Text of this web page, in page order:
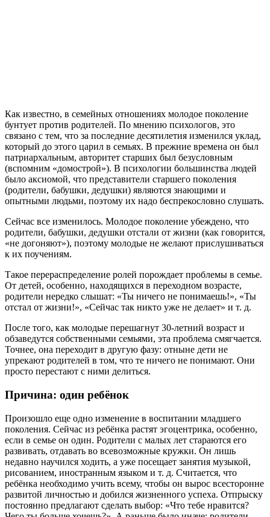
Как известно, в семейных отношениях молодое поколение
бунтует против родителей. По мнению психологов, это
связано с тем, что за последние десятилетия изменился уклад,
который до этого царил в семьях. В прежние времена он был
патриархальным, авторитет старших был безусловным
(вспомним «домострой»). В психологии большинства людей
было аксиомой, что представители старшего поколения
(родители, бабушки, дедушки) являются знающими и
опытными людьми, поэтому их надо беспрекословно слушать.
Сейчас все изменилось. Молодое поколение убеждено, что
родители, бабушки, дедушки отстали от жизни (как говорится,
«не догоняют»), поэтому молодые не желают прислушиваться
к их поучениям.
Такое перераспределение ролей порождает проблемы в семье.
От детей, особенно, находящихся в переходном возрасте,
родители нередко слышат: «Ты ничего не понимаешь!», «Ты
отстал от жизни!», «Сейчас так никто уже не делает» и т. д.
После того, как молодые перешагнут 30-летний возраст и
обзаведутся собственными семьями, эта проблема смягчается.
Точнее, она переходит в другую фазу: отныне дети не
упрекают родителей в том, что те ничего не понимают. Они
просто перестают с ними делиться.
Причина: один ребёнок
Произошло еще одно изменение в воспитании младшего
поколения. Сейчас из ребёнка растят эгоцентрика, особенно,
если в семье он один. Родители с малых лет стараются его
развивать, отдавать во всевозможные кружки. Он лишь
недавно научился ходить, а уже посещает занятия музыкой,
рисованием, иностранным языком и т. д. Считается, что
ребёнка необходимо учить всему, чтобы он вырос всесторонне
развитой личностью и добился жизненного успеха. Отпрыску
постоянно предлагают сделать выбор: «Что тебе нравится?